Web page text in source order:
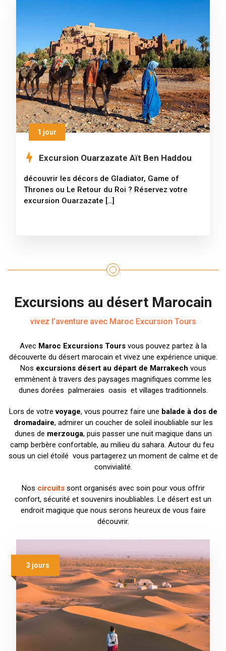
1 jour
Excursion Ouarzazate Aït Ben Haddou
découvrir les décors de Gladiator, Game of
Thrones ou Le Retour du Roi ? Réservez votre
excursion Ouarzazate […]
Excursions au désert Marocain
vivez l’aventure avec Maroc Excursion Tours
Avec Maroc Excursions Toursvous pouvez partez à la
découverte du désert marocain et vivez une expérience unique.
Nos excursions désert au départ de Marrakech vous
emmènent à travers des paysages magnifiques comme les
dunes dorées palmeraies oasis et villages traditionnels.
Lors de votrevoyage, vous pourrez faire une balade à dos de
dromadaire, admirer un coucher de soleil inoubliable sur les
dunes de merzouga, puis passer une nuit magique dans un
camp berbère confortable, au milieu du sahara. Autour du feu
sous un ciel étoilé vous partagerez un moment de calme et de
convivialité.
Nos circuitssont organisés avec soin pour vous offrir
confort, sécurité et souvenirs inoubliables. Le désert est un
endroit magique que nous serons heureux de vous faire
découvrir.
3 jours